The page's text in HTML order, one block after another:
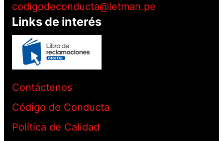
codigodeconducta@letman.pe
Links de interés
Contáctenos
Código de Conducta
Política de Calidad